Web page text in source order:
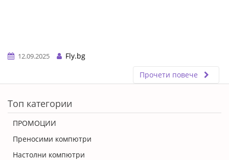
12.09.2025
Fly.bg
Прочети повече
Топ категории
ПРОМОЦИИ
Преносими компютри
Настолни компютри